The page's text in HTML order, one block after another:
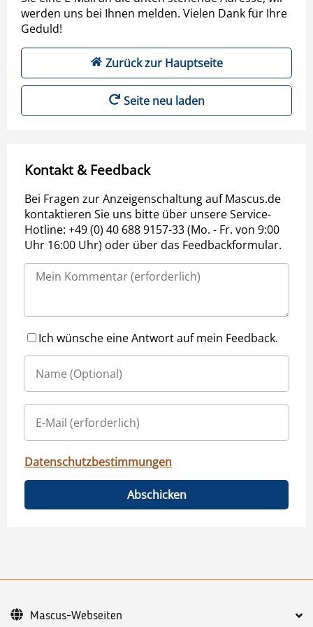
werden uns bei Ihnen melden. Vielen Dank für Ihre
Geduld!
Zurück zur Hauptseite
Seite neu laden
Kontakt & Feedback
Bei Fragen zur Anzeigenschaltung auf Mascus.de
kontaktieren Sie uns bitte über unsere Service-
Hotline: +49 (0) 40 688 9157-33 (Mo. - Fr. von 9:00
Uhr 16:00 Uhr) oder über das Feedbackformular.
Ich wünsche eine Antwort auf mein Feedback.
Datenschutzbestimmungen
Abschicken
Mascus-Webseiten